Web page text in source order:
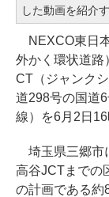
した動画を紹介
NEXCO東日
外かく環状道路
CT（ジャンク
道298号の国道
線）を6月2日16
埼玉県三郷市
高谷JCTまでの
の計画である約